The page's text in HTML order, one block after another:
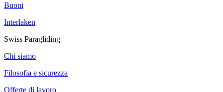
Buoni
Interlaken
Swiss Paragliding
Chi siamo
Filosofia e sicurezza
Offerte di lavoro